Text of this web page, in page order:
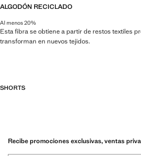
ALGODÓN RECICLADO
Al menos 20%
Esta fibra se obtiene a partir de restos textiles
transforman en nuevos tejidos.
SHORTS
Recibe promociones exclusivas, ventas